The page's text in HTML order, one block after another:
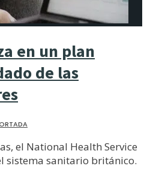
en un plan
de las
el National Health Service
sistema sanitario británico.